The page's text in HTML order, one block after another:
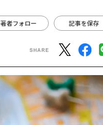
著者フォロー 記事を保存